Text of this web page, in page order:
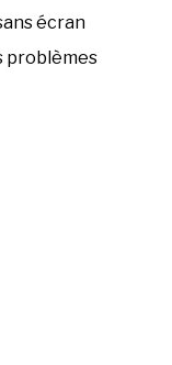
écran
problèmes